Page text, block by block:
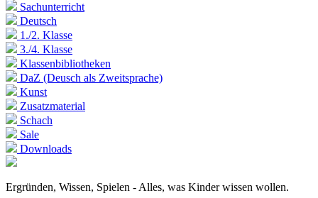
Sachunterricht
Deutsch
1./2. Klasse
3./4. Klasse
Klassenbibliotheken
DaZ (Deusch als Zweitsprache)
Kunst
Zusatzmaterial
Schach
Sale
Downloads
Ergründen, Wissen, Spielen - Alles, was Kinder wissen wollen.